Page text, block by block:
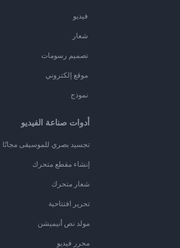
فيديو
شعار
تصميم رسومات
موقع إلكتروني
نموذج
أدوات صناعة الفيديو
تجسيد بصري للموسيقى مجانًا
إنشاء مقطع متحرك
شعار متحرك
تحرير افتتاحية
مولد نص أنيميشن
محرر فيديو